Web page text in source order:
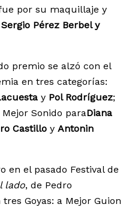
por su maquillaje y
Pérez Berbel y
premio se alzó con el
en tres categorías:
y Pol Rodríguez;
Mejor Sonido paraDiana
Castillo y Antonin
en el pasado Festival de
lado, de Pedro
Goyas: a Mejor Guion